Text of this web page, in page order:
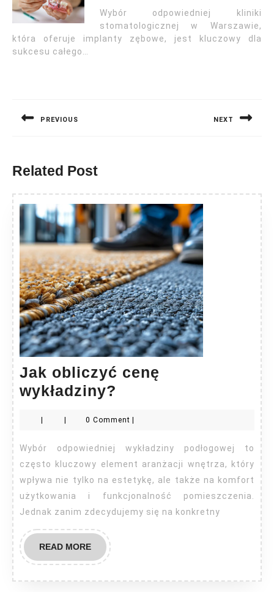
Wybór odpowiedniej kliniki
stomatologicznej w Warszawie,
która oferuje implanty zębowe, jest kluczowy dla
sukcesu całego…
PREVIOUS NEXT
Related Post
Jak obliczyć cenę
wykładziny?
cenę
wykładziny?
0 Comment
Wybór odpowiedniej wykładziny podłogowej to
często kluczowy element aranżacji wnętrza, który
wpływa nie tylko na estetykę, ale także na komfort
użytkowania i funkcjonalność pomieszczenia.
Jednak zanim zdecydujemy się na konkretny
READ MOREREAD
MORE